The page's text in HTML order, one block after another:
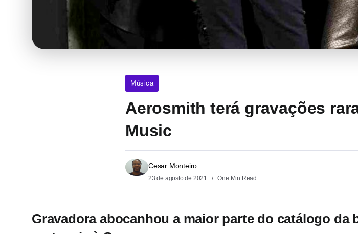
Música
Aerosmith terá gravações
Music
Cesar Monteiro
23 de agosto de 2021 One Min Read
Gravadora abocanhou a maior parte do catálogo da